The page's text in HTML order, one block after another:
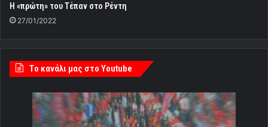
Η «πρώτη» του Τέπαν στο Ρέντη
27/01/2022
Tο κανάλι μας στο Youtube